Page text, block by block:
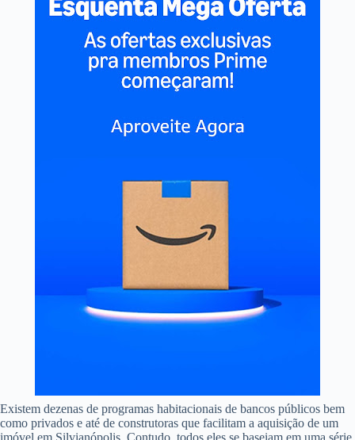
Existem dezenas de programas habitacionais de bancos públicos bem
como privados e até de construtoras que facilitam a aquisição de um
imóvel em Silvianópolis. Contudo, todos eles se baseiam em uma série